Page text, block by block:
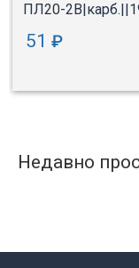
ПЛ20-
51 ₽
Недавно